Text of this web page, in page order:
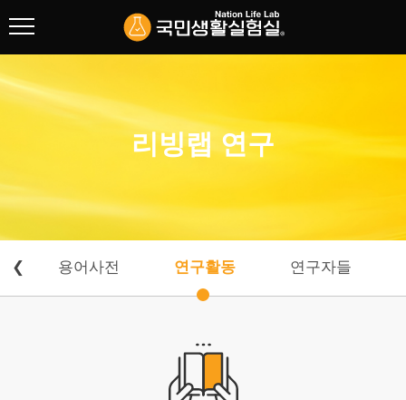
협회 소개
제도 및 정책
리빙랩 연구
❮ 용어사전 연구활동 연구자들